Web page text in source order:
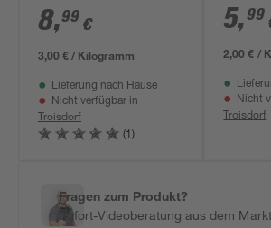
'Grillis' 3 kg
8,99 €
3,00 € / Kilogramm
Lieferung nach Hause
Nicht verfügbar in
Troisdorf
(1)
% FSC
5,99
2,00 € /
Nicht
Troisdorf
Fragen zum Produkt?
Sofort-Videoberatung aus dem Markt